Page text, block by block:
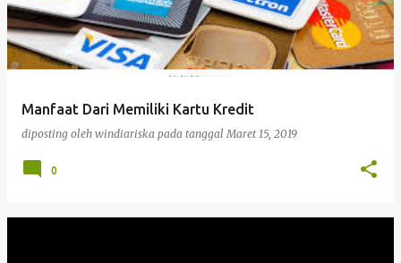
Manfaat Dari Memiliki Kartu Kredit
diposting oleh windiariska pada tanggalMaret 15, 2019
0